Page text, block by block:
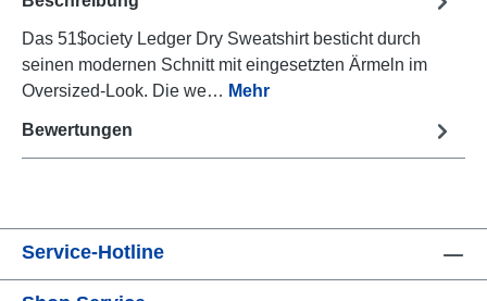
Das 51$ociety Ledger Dry Sweatshirt besticht durch
seinen modernen Schnitt mit eingesetzten Ärmeln im
Oversized-Look. Die we… Mehr
Bewertungen
Service-Hotline